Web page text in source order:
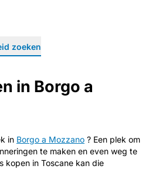
zoeken
in Borgo a
in Borgo a Mozzano ? Een plek om
te maken en even weg te
kopen in Toscane kan die